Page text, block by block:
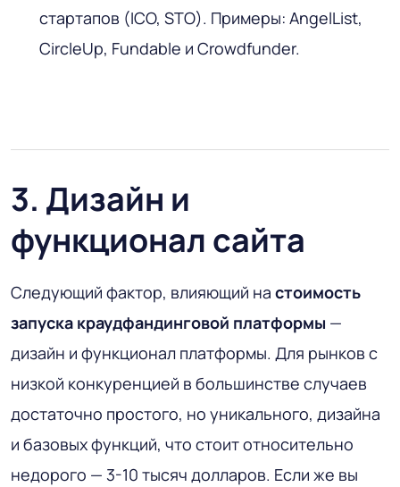
стартапов (ICO, STO). Примеры: AngelList,
CircleUp, Fundable и Crowdfunder.
3. Дизайн и
функционал сайта
Следующий фактор, влияющий на стоимость
запуска краудфандинговой платформы —
дизайн и функционал платформы. Для рынков с
низкой конкуренцией в большинстве случаев
достаточно простого, но уникального, дизайна
и базовых функций, что стоит относительно
недорого — 3-10 тысяч долларов. Если же вы